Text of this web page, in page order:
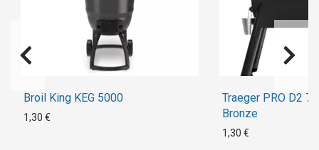
Broil King KEG 5000
1,30 €
Traeger PRO D2
Bronze
1,30 €